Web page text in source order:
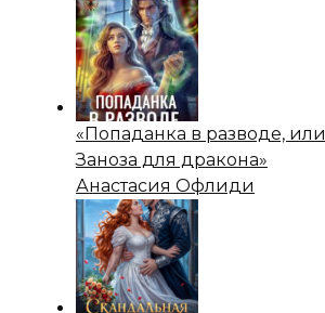
«Попаданка в разводе, или
Заноза для дракона»
Анастасия Офлиди